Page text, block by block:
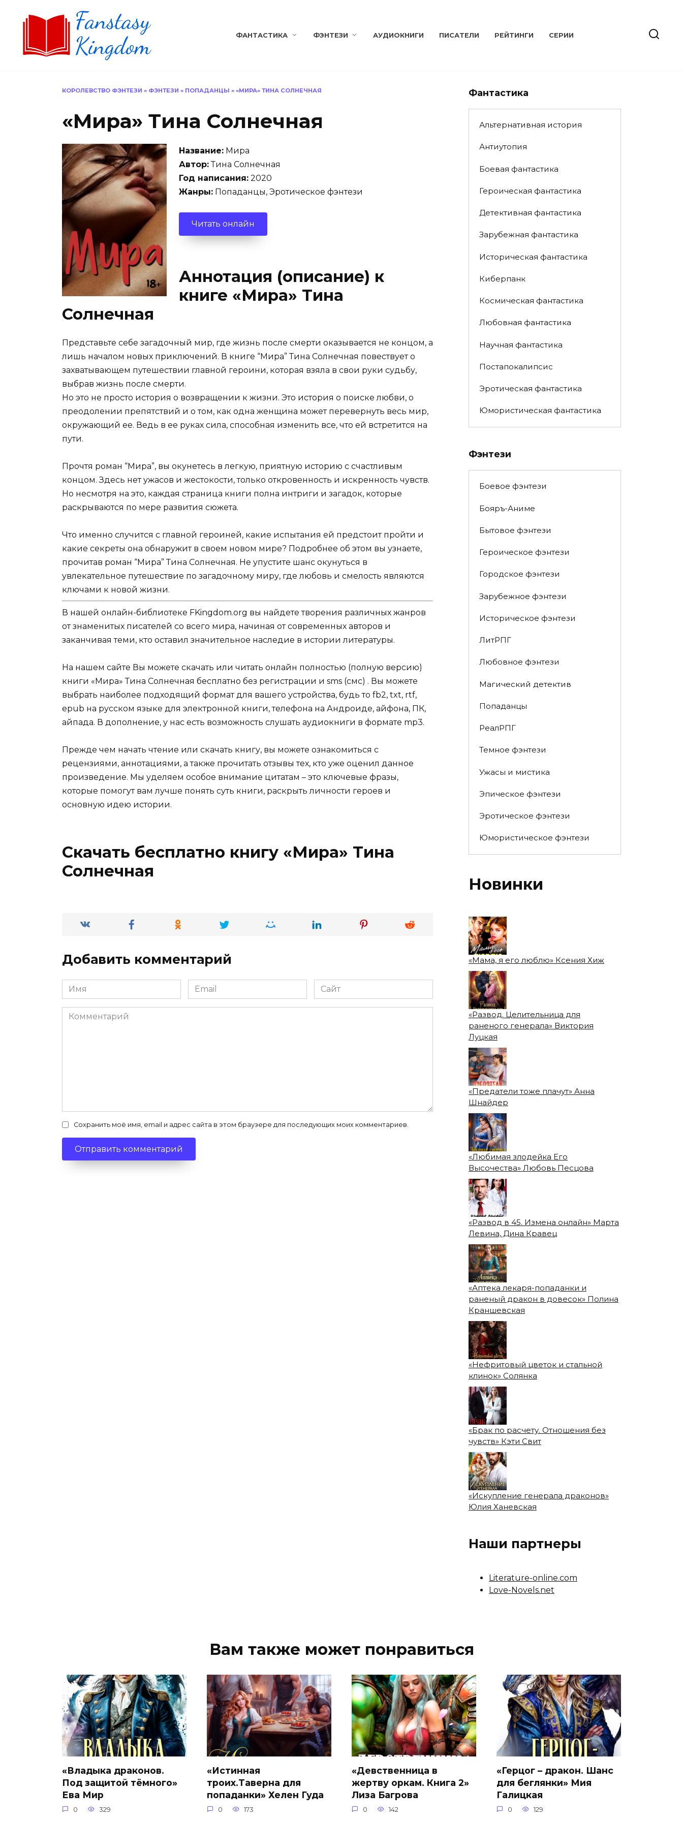
ФАНТАСТИКА ФЭНТЕЗИ АУДИОКНИГИ ПИСАТЕЛИ РЕЙТИНГИ СЕРИИ
КОРОЛЕВСТВО ФЭНТЕЗИ » ФЭНТЕЗИ » ПОПАДАНЦЫ » «МИРА» ТИНА СОЛНЕЧНАЯ
«Мира» Тина Солнечная
Название: Мира
Автор:Тина Солнечная
Год написания: 2020
Жанры: Попаданцы, Эротическое фэнтези
Читать онлайн
Аннотация (описание) к
книге «Мира» Тина
Солнечная
Представьте себе загадочный мир, где жизнь после смерти оказывается не концом, а
лишь началом новых приключений. В книге “Мира” Тина Солнечная повествует о
захватывающем путешествии главной героини, которая взяла в свои руки судьбу,
выбрав жизнь после смерти.
Но это не просто история о возвращении к жизни. Это история о поиске любви, о
преодолении препятствий и о том, как одна женщина может перевернуть весь мир,
окружающий ее. Ведь в ее руках сила, способная изменить все, что ей встретится на
пути.
Прочтя роман “Мира”, вы окунетесь в легкую, приятную историю с счастливым
концом. Здесь нет ужасов и жестокости, только откровенность и искренность чувств.
Но несмотря на это, каждая страница книги полна интриги и загадок, которые
раскрываются по мере развития сюжета.
Что именно случится с главной героиней, какие испытания ей предстоит пройти и
какие секреты она обнаружит в своем новом мире? Подробнее об этом вы узнаете,
прочитав роман “Мира” Тина Солнечная. Не упустите шанс окунуться в
увлекательное путешествие по загадочному миру, где любовь и смелость являются
ключами к новой жизни.
В нашей онлайн-библиотеке FKingdom.org вы найдете творения различных жанров
от знаменитых писателей со всего мира, начиная от современных авторов и
заканчивая теми, кто оставил значительное наследие в истории литературы.
На нашем сайте Вы можете скачать или читать онлайн полностью (полную версию)
книги «Мира» Тина Солнечная бесплатно без регистрации и sms (смс) . Вы можете
выбрать наиболее подходящий формат для вашего устройства, будь то fb2, txt, rtf,
epub на русском языке для электронной книги, телефона на Андроиде, айфона, ПК,
айпада. В дополнение, у нас есть возможность слушать аудиокниги в формате mp3.
Прежде чем начать чтение или скачать книгу, вы можете ознакомиться с
рецензиями, аннотациями, а также прочитать отзывы тех, кто уже оценил данное
произведение. Мы уделяем особое внимание цитатам – это ключевые фразы,
которые помогут вам лучше понять суть книги, раскрыть личности героев и
основную идею истории.
Скачать бесплатно книгу «Мира» Тина
Солнечная
Добавить комментарий
Имя
*
Email
*
Сайт
Комментарий
Сохранить моё имя, email и адрес сайта в этом браузере для последующих моих комментариев.
Фантастика
Альтернативная история
Антиутопия
Боевая фантастика
Героическая фантастика
Детективная фантастика
Зарубежная фантастика
Историческая фантастика
Киберпанк
Космическая фантастика
Любовная фантастика
Научная фантастика
Постапокалипсис
Эротическая фантастика
Юмористическая фантастика
Фэнтези
Боевое фэнтези
Бояръ-Аниме
Бытовое фэнтези
Героическое фэнтези
Городское фэнтези
Зарубежное фэнтези
Историческое фэнтези
ЛитРПГ
Любовное фэнтези
Магический детектив
Попаданцы
РеалРПГ
Темное фэнтези
Ужасы и мистика
Эпическое фэнтези
Эротическое фэнтези
Юмористическое фэнтези
Новинки
«Мама, я его люблю» Ксения Хиж
«Развод. Целительница для
раненого генерала» Виктория
Луцкая
«Предатели тоже плачут» Анна
Шнайдер
«Любимая злодейка Его
Высочества» Любовь Песцова
«Развод в 45. Измена онлайн» Марта
Левина, Дина Кравец
«Аптека лекаря-попаданки и
раненый дракон в довесок» Полина
Краншевская
«Нефритовый цветок и стальной
клинок» Солянка
«Брак по расчету. Отношения без
чувств» Кэти Свит
«Искупление генерала драконов»
Юлия Ханевская
Наши партнеры
Literature-online.com
Love-Novels.net
Вам также может понравиться
«Владыка драконов.
Под защитой тёмного»
Ева Мир
0 329
«Истинная
троих.Таверна для
попаданки» Хелен Гуда
0 173
«Девственница в
жертву оркам. Книга 2»
Лиза Багрова
0 142
«Герцог – дракон. Шанс
для беглянки» Мия
Галицкая
0 129